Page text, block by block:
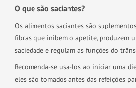
O que são saciantes?
Os alimentos saciantes são
fibras que inibem o apetite, produzem
saciedade e regulam as funções do
Recomenda-se usá-los ao iniciar uma
eles são tomados antes das refeições